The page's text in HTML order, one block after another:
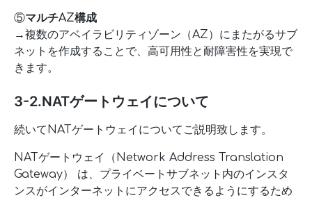
⑤マルチAZ構成
→複数のアベイラビリティゾーン（AZ）にまたがるサブ
ネットを作成することで、高可用性と耐障害性を実現で
きます。
3-2.NATゲートウェイについて
続いてNATゲートウェイについてご説明致します。
NATゲートウェイ（Network Address Translation
Gateway） は、プライベートサブネット内のインスタ
ンスがインターネットにアクセスできるようにするため